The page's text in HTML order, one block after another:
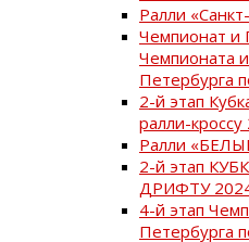
Ралли
Чемпионат и
Чемпионата
Петербурга
2-й этап
ралли-
Ралли
2-й этап
ДРИФТУ
4-й этап
Петербурга